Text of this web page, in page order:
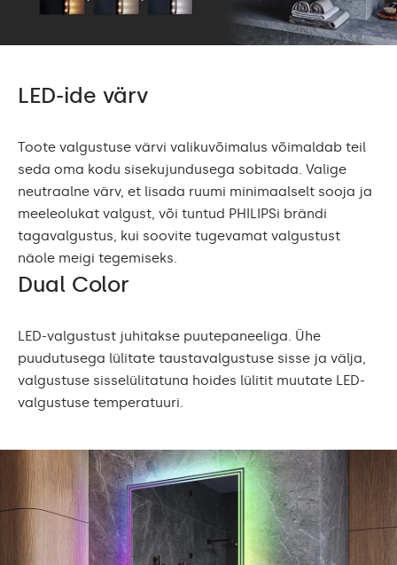
LED-ide värv
Toote valgustuse värvi valikuvõimalus võimaldab teil
seda oma kodu sisekujundusega sobitada. Valige
neutraalne värv, et lisada ruumi minimaalselt sooja ja
meeleolukat valgust, või tuntud PHILIPSi brändi
tagavalgustus, kui soovite tugevamat valgustust
näole meigi tegemiseks.
Dual Color
LED-valgustust juhitakse puutepaneeliga. Ühe
puudutusega lülitate taustavalgustuse sisse ja välja,
valgustuse sisselülitatuna hoides lülitit muutate LED-
valgustuse temperatuuri.